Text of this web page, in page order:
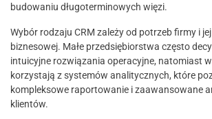
budowaniu długoterminowych więzi.
Wybór rodzaju CRM zależy od potrzeb firmy i
biznesowej. Małe przedsiębiorstwa często
intuicyjne rozwiązania operacyjne, natomiast
korzystają z systemów analitycznych, które
kompleksowe raportowanie i zaawansowane
klientów.